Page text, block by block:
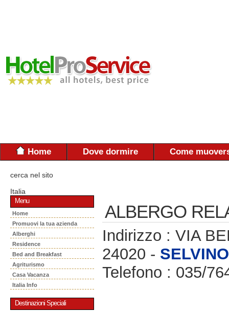
Home Dove dormire Come
cerca nel sito
Italia
Menu
Home
Promuovi la tua azienda
Alberghi
Residence
Bed and Breakfast
Agriturismo
Casa Vacanza
Italia Info
Destinazioni Speciali
ALBERGO
Indirizzo : VIA
24020 - SELVINO
Telefono : 035/